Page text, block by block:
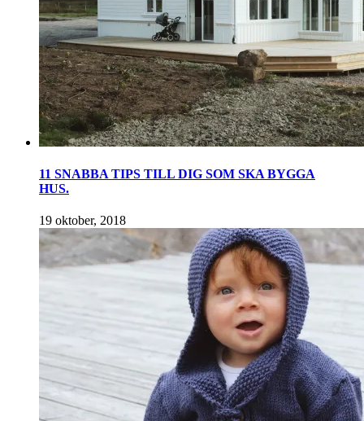
11 SNABBA TIPS TILL DIG SOM SKA BYGGA
HUS.
19 oktober, 2018